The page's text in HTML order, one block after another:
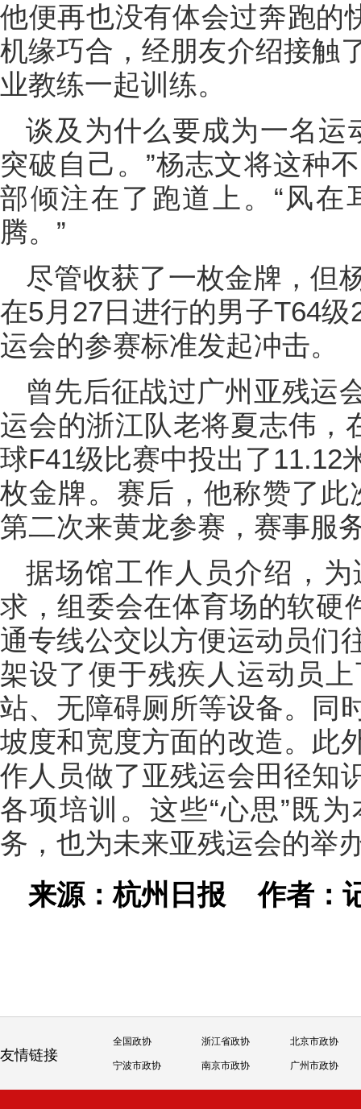
他便再也没有体会过奔跑的
机缘巧合，经朋友介绍接触
业教练一起训练。
谈及为什么要成为一名运
突破自己。”杨志文将这种
部倾注在了跑道上。“风
腾。”
尽管收获了一枚金牌，但
在5月27日进行的男子T64
运会的参赛标准发起冲击。
曾先后征战过广州亚残运
运会的浙江队老将夏志伟，
球F41级比赛中投出了11.12
枚金牌。赛后，他称赞了此
第二次来黄龙参赛，赛事服
据场馆工作人员介绍，
求，组委会在体育场的软硬
通专线公交以方便运动员们
架设了便于残疾人运动员
站、无障碍厕所等设备。同
坡度和宽度方面的改造。此
作人员做了亚残运会田径知
各项培训。这些“心思”既
务，也为未来亚残运会的举
来源：杭州日报作者：
友情链接
全国政协 浙江省政协 北京市政协
宁波市政协 南京市政协 广州市政协